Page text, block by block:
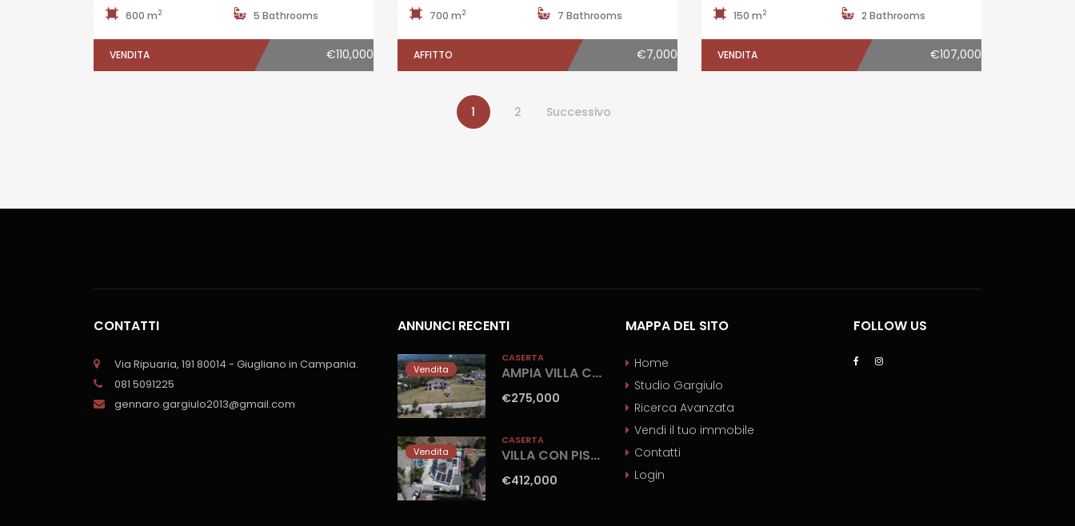
600 m2 5 Bathrooms
VENDITA €110,000
700 m2 7 Bathrooms
AFFITTO €7,000
150 m2 2 Bathrooms
VENDITA €107,000
1 2 Successivo
CONTATTI
Via Ripuaria, 191 80014 - Giugliano in Campania.
081 5091225
gennaro.gargiulo2013@gmail.com
ANNUNCI RECENTI
Vendita
CASERTA
AMPIA VILLA CON GIARDINO Gioia Sannitica
€275,000
Vendita
CASERTA
VILLA CON PISCINA Castel Volturno-Parco Europa
€412,000
MAPPA DEL SITO
Home
Studio Gargiulo
Ricerca Avanzata
Vendi il tuo immobile
Contatti
Login
FOLLOW US